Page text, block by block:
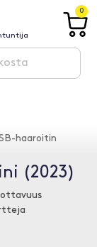
0
haaroitin
(2023)